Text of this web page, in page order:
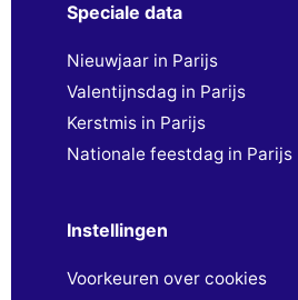
Speciale data
Nieuwjaar in Parijs
Valentijnsdag in Parijs
Kerstmis in Parijs
Nationale feestdag in Parijs
Instellingen
Voorkeuren over cookies